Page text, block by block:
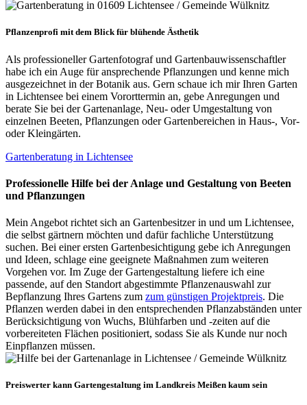
Pflanzenprofi mit dem Blick für blühende Ästhetik
Als professioneller Gartenfotograf und Gartenbauwissenschaftler
habe ich ein Auge für ansprechende Pflanzungen und kenne mich
ausgezeichnet in der Botanik aus. Gern schaue ich mir Ihren Garten
in Lichtensee bei einem Vororttermin an, gebe Anregungen und
berate Sie bei der Gartenanlage, Neu- oder Umgestaltung von
einzelnen Beeten, Pflanzungen oder Gartenbereichen in Haus-, Vor-
oder Kleingärten.
Gartenberatung in Lichtensee
Professionelle Hilfe bei der Anlage und Gestaltung von Beeten
und Pflanzungen
Mein Angebot richtet sich an Gartenbesitzer in und um Lichtensee,
die selbst gärtnern möchten und dafür fachliche Unterstützung
suchen. Bei einer ersten Gartenbesichtigung gebe ich Anregungen
und Ideen, schlage eine geeignete Maßnahmen zum weiteren
Vorgehen vor. Im Zuge der Gartengestaltung liefere ich eine
passende, auf den Standort abgestimmte Pflanzenauswahl zur
Bepflanzung Ihres Gartens zum zum günstigen Projektpreis. Die
Pflanzen werden dabei in den entsprechenden Pflanzabständen unter
Berücksichtigung von Wuchs, Blühfarben und -zeiten auf die
vorbereiteten Flächen positioniert, sodass Sie als Kunde nur noch
Einpflanzen müssen.
Preiswerter kann Gartengestaltung im Landkreis Meißen kaum sein